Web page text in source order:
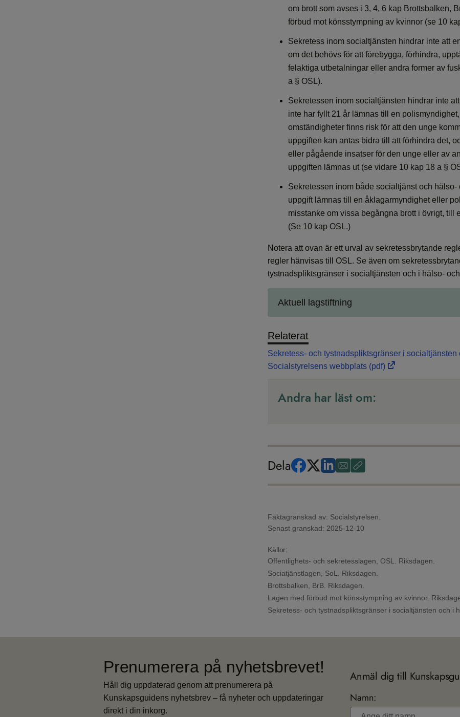
om brott som avses i 3, 4, 6 kap Brottsbalken,
förbud mot könsstympning av kvinnor (se 10
Sekretess inom socialtjänsten hindrar inte att
om det behövs för att förebygga, förhindra,
felaktiga utbetalningar eller andra former av
a § OSL).
Sekretessen inom socialtjänsten hindrar inte
inte har fyllt 21 år lämnas till en
omständigheter finns risk för att den unge
uppgiften kan antas bidra till att förhindra det,
eller pågående insatser för den unge eller av
uppgiften lämnas ut (se vidare 10 kap 18 a §
Sekretessen inom både socialtjänst och
uppgift lämnas till en åklagarmyndighet eller
misstanke om vissa begångna brott i övrigt, till
(Se 10 kap OSL.)
Notera att ovan är ett urval av sekretessbrytande
regler hänvisas till OSL. Se även om
tystnadspliktsgränser i socialtjänsten och i hälso-
Aktuell lagstiftning
Relaterat
Sekretess- och tystnadspliktsgränser i
Socialstyrelsens webbplats (pdf)
Andra har läst om:
Dela
Faktagranskad av: Socialstyrelsen.
Senast granskad: 2025-12-10
Källor:
Offentlighets- och sekretesslagen, OSL. Riksdagen.
Sociatjänstlagen, SoL. Riksdagen.
Brottsbalken, BrB. Riksdagen.
Lagen med förbud mot könsstympning av kvinnor.
Sekretess- och tystnadspliktsgränser i socialtjänsten och i
Prenumerera på nyhetsbrevet!
Håll dig uppdaterad genom att prenumerera på
Kunskapsguidens nyhetsbrev – få nyheter och uppdateringar
direkt i din inkorg.
Anmäl dig till
Namn: